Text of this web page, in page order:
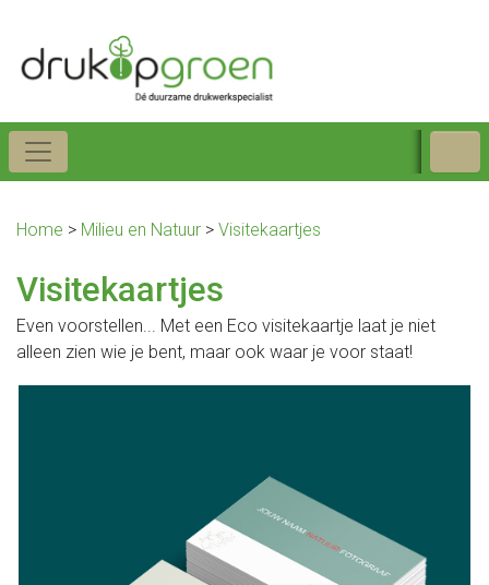
Home > Milieu en Natuur > Visitekaartjes
Visitekaartjes
Even voorstellen... Met een Eco visitekaartje laat je niet
alleen zien wie je bent, maar ook waar je voor staat!